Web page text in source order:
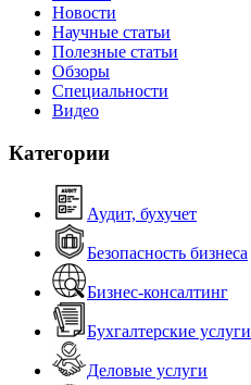
Новости
Научные статьи
Полезные статьи
Обзоры
Специальности
Видео
Категории
Аудит, бухучет
Безопасность бизнеса
Бизнес-консалтинг
Бухгалтерские услуги
Деловые услуги